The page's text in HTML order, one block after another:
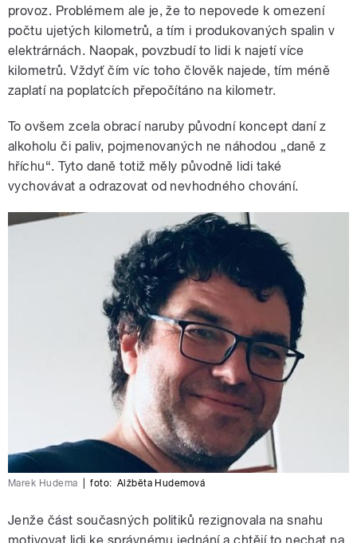
provoz. Problémem ale je, že to nepovede k omezení
počtu ujetých kilometrů, a tím i produkovaných spalin v
elektrárnách. Naopak, povzbudí to lidi k najetí více
kilometrů. Vždyť čím víc toho člověk najede, tím méně
zaplatí na poplatcích přepočítáno na kilometr.
To ovšem zcela obrací naruby původní koncept daní z
alkoholu či paliv, pojmenovaných ne náhodou „daně z
hříchu“. Tyto daně totiž měly původně lidi také
vychovávat a odrazovat od nevhodného chování.
Marek Hudema foto: Alžběta Hudemová
Jenže část současných politiků rezignovala na snahu